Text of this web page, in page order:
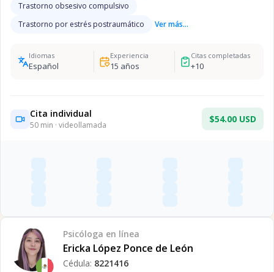
Trastorno obsesivo compulsivo
Trastorno por estrés postraumático
Ver más...
Idiomas
Español
Experiencia
15 años
Citas completadas
+10
Cita individual
50 min · videollamada
$54.00 USD
Psicóloga en línea
Ericka López Ponce de León
Cédula: 8221416